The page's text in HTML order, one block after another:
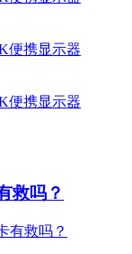
救吗？